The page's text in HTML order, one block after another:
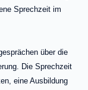
Sprechzeit im
über die
Die Sprechzeit
eine Ausbildung